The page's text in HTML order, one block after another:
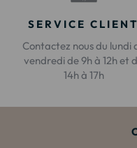
SERVICE CLIENT
Contactez nous du lundi
vendredi de 9h à 12h et
14h à 17h